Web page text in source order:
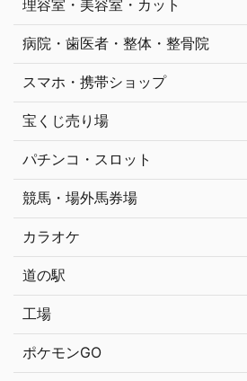
理容室・美容室・カット
病院・歯医者・整体・整骨院
スマホ・携帯ショップ
宝くじ売り場
パチンコ・スロット
競馬・場外馬券場
カラオケ
道の駅
工場
ポケモンGO